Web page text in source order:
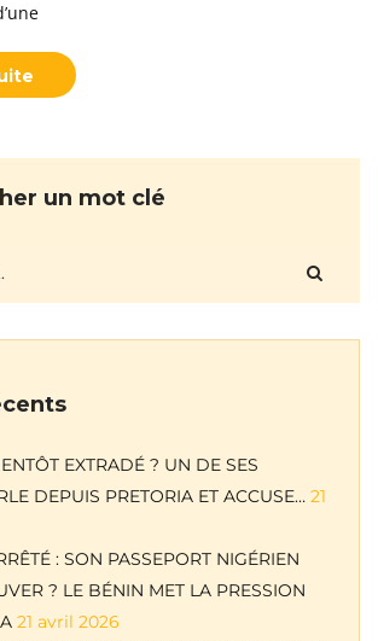
un mot clé
EXTRADÉ ? UN DE SES
DEPUIS PRETORIA ET ACCUSE… 21
: SON PASSEPORT NIGÉRIEN
? LE BÉNIN MET LA PRESSION
21 avril 2026